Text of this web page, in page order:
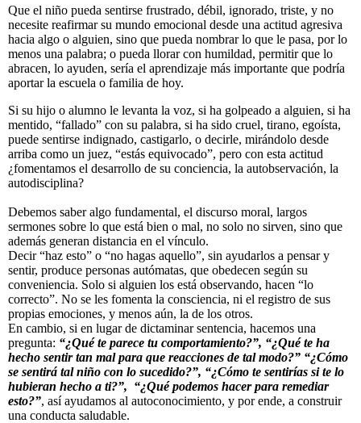
Que el niño pueda sentirse frustrado, débil, ignorado, triste, y no
necesite reafirmar su mundo emocional desde una actitud agresiva
hacia algo o alguien, sino que pueda nombrar lo que le pasa, por lo
menos una palabra; o pueda llorar con humildad, permitir que lo
abracen, lo ayuden, sería el aprendizaje más importante que podría
aportar la escuela o familia de hoy.
Si su hijo o alumno le levanta la voz, si ha golpeado a alguien, si ha
mentido, “fallado” con su palabra, si ha sido cruel, tirano, egoísta,
puede sentirse indignado, castigarlo, o decirle, mirándolo desde
arriba como un juez, “estás equivocado”, pero con esta actitud
¿fomentamos el desarrollo de su conciencia, la autobservación, la
autodisciplina?
Debemos saber algo fundamental, el discurso moral, largos
sermones sobre lo que está bien o mal, no solo no sirven, sino que
además generan distancia en el vínculo.
Decir “haz esto” o “no hagas aquello”, sin ayudarlos a pensar y
sentir, produce personas autómatas, que obedecen según su
conveniencia. Solo si alguien los está observando, hacen “lo
correcto”. No se les fomenta la consciencia, ni el registro de sus
propias emociones, y menos aún, la de los otros.
En cambio, si en lugar de dictaminar sentencia, hacemos una
pregunta: “¿Qué te parece tu comportamiento?”, “¿Qué te ha
hecho sentir tan mal para que reacciones de tal modo?” “¿Cómo
se sentirá tal niño con lo sucedido?”, “¿Cómo te sentirías si te lo
hubieran hecho a ti?”, “¿Qué podemos hacer para remediar
esto?”, así ayudamos al autoconocimiento, y por ende, a construir
una conducta saludable.